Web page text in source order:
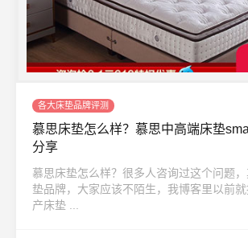
各大床垫品牌评测
慕思床垫怎么样？慕思中高端床垫
分享
慕思床垫怎么样？很多人咨询过这个问题
垫品牌，大家应该不陌生，我博客里以前
产床垫 ...